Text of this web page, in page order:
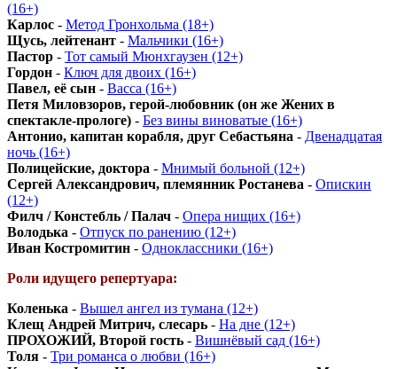
(16+)
Карлос - Метод Гронхольма (18+)
Щусь, лейтенант - Мальчики (16+)
Пастор - Тот самый Мюнхгаузен (12+)
Гордон - Ключ для двоих (16+)
Павел, её сын - Васса (16+)
Петя Миловзоров, герой-любовник (он же Жених в
спектакле-прологе) - Без вины виноватые (16+)
Антонио, капитан корабля, друг Себастьяна - Двенадцатая
ночь (16+)
Полицейские, доктора - Мнимый больной (12+)
Сергей Александрович, племянник Ростанева - Опискин
(12+)
Филч / Констебль / Палач - Опера нищих (16+)
Володька - Отпуск по ранению (12+)
Иван Костромитин - Одноклассники (16+)
Роли идущего репертуара:
Коленька - Вышел ангел из тумана (12+)
Клещ Андрей Митрич, слесарь - На дне (12+)
ПРОХОЖИЙ, Второй гость - Вишнёвый сад (16+)
Толя - Три романса о любви (16+)